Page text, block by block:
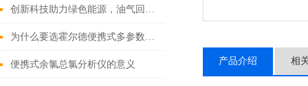
创新科技助力绿色能源，油气回收检测仪再升级
为什么要选霍尔德便携式多参数油气回收检测仪
便携式余氯总氯分析仪的意义 产品介绍 相